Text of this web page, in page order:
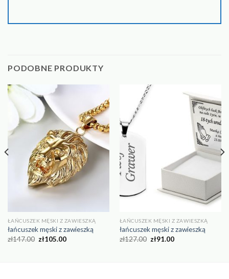
PODOBNE PRODUKTY
ŁAŃCUSZEK MĘSKI Z ZAWIESZKĄ
łańcuszek męski z zawieszką
zł147.00 zł105.00
ŁAŃCUSZEK MĘSKI Z ZAWIESZKĄ
łańcuszek męski z zawieszką
zł127.00 zł91.00